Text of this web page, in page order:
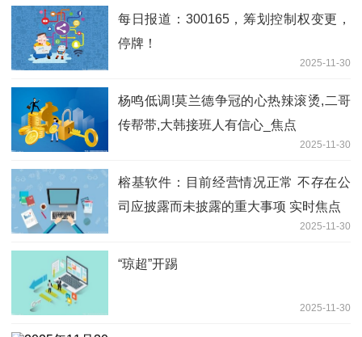
每日报道：300165，筹划控制权变更，
停牌！
2025-11-30
杨鸣低调!莫兰德争冠的心热辣滚烫,二哥
传帮带,大韩接班人有信心_焦点
2025-11-30
榕基软件：目前经营情况正常 不存在公
司应披露而未披露的重大事项 实时焦点
2025-11-30
“琼超”开踢
2025-11-30